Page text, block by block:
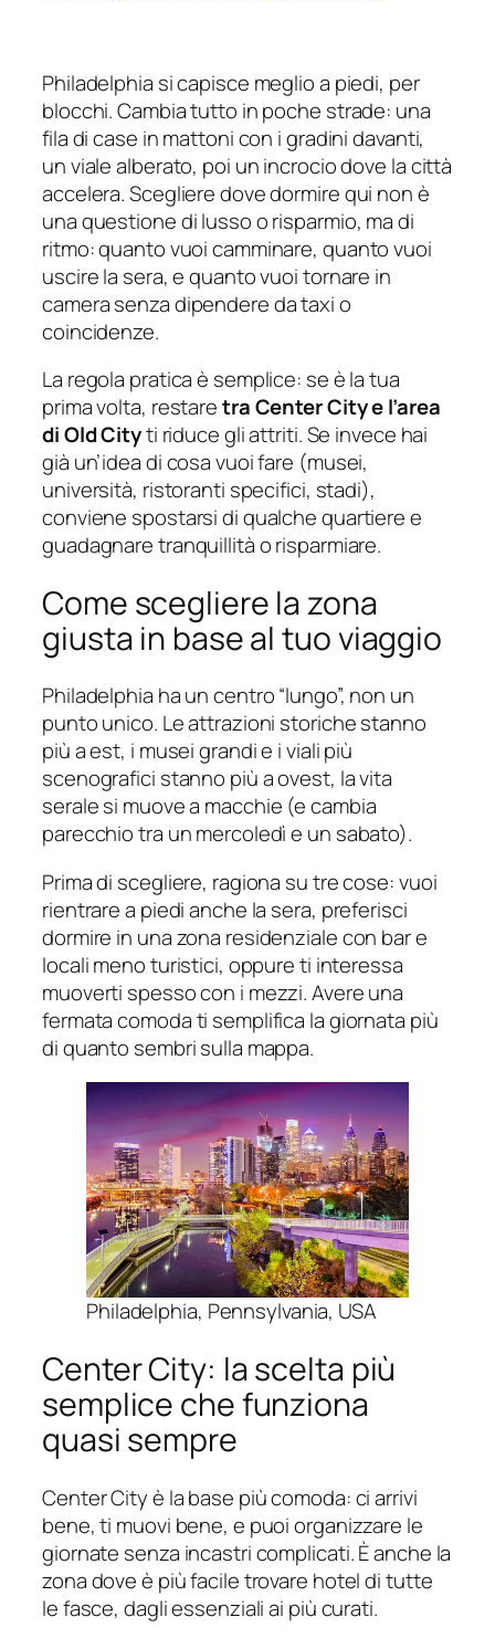
Philadelphia si capisce meglio a piedi, per
blocchi. Cambia tutto in poche strade: una
fila di case in mattoni con i gradini davanti,
un viale alberato, poi un incrocio dove la città
accelera. Scegliere dove dormire qui non è
una questione di lusso o risparmio, ma di
ritmo: quanto vuoi camminare, quanto vuoi
uscire la sera, e quanto vuoi tornare in
camera senza dipendere da taxi o
coincidenze.
La regola pratica è semplice: se è la tua
prima volta, restaretra Center City e l’area
di Old Cityti riduce gli attriti. Se invece hai
già un’idea di cosa vuoi fare (musei,
università, ristoranti specifici, stadi),
conviene spostarsi di qualche quartiere e
guadagnare tranquillità o risparmiare.
Come scegliere la zona
giusta in base al tuo viaggio
Philadelphia ha un centro “lungo”, non un
punto unico. Le attrazioni storiche stanno
più a est, i musei grandi e i viali più
scenografici stanno più a ovest, la vita
serale si muove a macchie (e cambia
parecchio tra un mercoledì e un sabato).
Prima di scegliere, ragiona su tre cose: vuoi
rientrare a piedi anche la sera, preferisci
dormire in una zona residenziale con bar e
locali meno turistici, oppure ti interessa
muoverti spesso con i mezzi. Avere una
fermata comoda ti semplifica la giornata più
di quanto sembri sulla mappa.
Philadelphia, Pennsylvania, USA
Center City: la scelta più
semplice che funziona
quasi sempre
Center City è la base più comoda: ci arrivi
bene, ti muovi bene, e puoi organizzare le
giornate senza incastri complicati. È anche la
zona dove è più facile trovare hotel di tutte
le fasce, dagli essenziali ai più curati.